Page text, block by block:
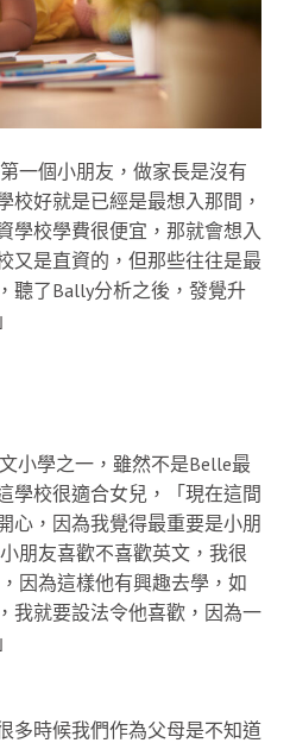
一個小朋友，做家長是沒有
校好就是已經是最想入那間，
學校學費很便宜，那就會想入
又是直資的，但那些往往是最
聽了Bally分析之後，發覺升
小學之一，雖然不是Belle最
學校很適合女兒，「現在這間
心，因為我覺得最重要是小朋
朋友喜歡不喜歡英文，我很
因為這樣他有興趣去學，如
我就要設法令他喜歡，因為一
多時候我們作為父母是不知道